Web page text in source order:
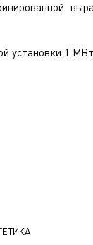
установки 1